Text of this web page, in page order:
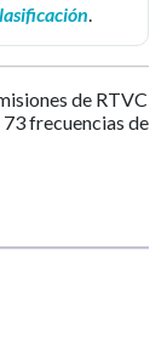
.
de RTVC
frecuencias de